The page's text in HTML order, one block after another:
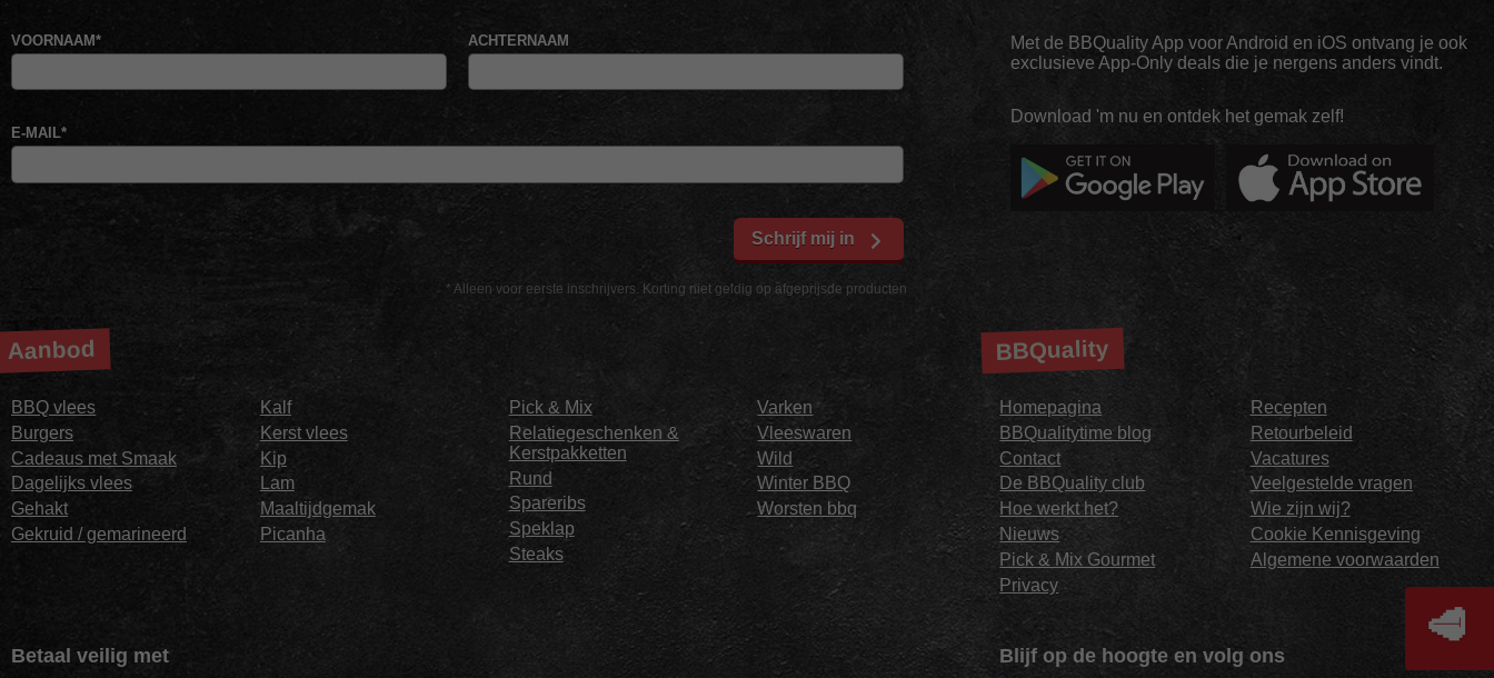
* Alleen voor eerste inschrijvers. Korting niet geldig op afgeprijsde producten
VOORNAAM* ACHTERNAAM
E-MAIL*
Schrijf mij in
Met de BBQuality App voor Android en iOS ontvang je ook
exclusieve App-Only deals die je nergens anders vindt.
Download 'm nu en ontdek het gemak zelf!
Aanbod
BBQ vlees
Burgers
Cadeaus met Smaak
Dagelijks vlees
Gehakt
Gekruid / gemarineerd
Kalf
Kerst vlees
Kip
Lam
Maaltijdgemak
Picanha
Pick & Mix
Relatiegeschenken &
Kerstpakketten
Rund
Spareribs
Speklap
Steaks
Varken
Vleeswaren
Wild
Winter BBQ
Worsten bbq
BBQuality
Homepagina
BBQualitytime blog
Contact
De BBQuality club
Hoe werkt het?
Nieuws
Pick & Mix Gourmet
Privacy
Recepten
Retourbeleid
Vacatures
Veelgestelde vragen
Wie zijn wij?
Cookie Kennisgeving
Algemene voorwaarden
Betaal veilig met Blijf op de hoogte en volg ons
🥩